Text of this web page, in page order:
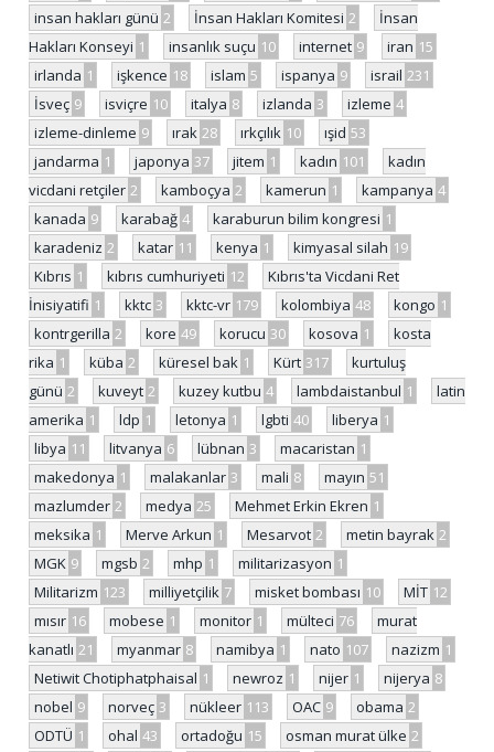
insan hakları günü 2 İnsan Hakları Komitesi 2
İnsan
Hakları Konseyi 1 insanlık suçu 10 internet 9 iran 15
irlanda 1 işkence 18 islam 5 ispanya 9 israil 231
İsveç 9 isviçre 10 italya 8 izlanda 3 izleme 4
izleme-dinleme 9 ırak 28 ırkçılık 10 ışid 53
jandarma 1 japonya 37 jitem 1 kadın 101
kadın
vicdani retçiler 2 kamboçya 2 kamerun 1 kampanya 4
kanada 9 karabağ 4 karaburun bilim kongresi 1
karadeniz 2 katar 11 kenya 1 kimyasal silah 19
Kıbrıs 1 kıbrıs cumhuriyeti 12
Kıbrıs'ta Vicdani Ret
İnisiyatifi 1 kktc 3 kktc-vr 179 kolombiya 48 kongo 1
kontrgerilla 2 kore 49 korucu 30 kosova 1
kosta
rika 1 küba 2 küresel bak 1 Kürt 317
kurtuluş
günü 2 kuveyt 2 kuzey kutbu 4 lambdaistanbul 1
latin
amerika 1 ldp 1 letonya 1 lgbti 40 liberya 1
libya 11 litvanya 6 lübnan 3 macaristan 1
makedonya 1 malakanlar 3 mali 8 mayın 51
mazlumder 2 medya 25 Mehmet Erkin Ekren 1
meksika 1 Merve Arkun 1 Mesarvot 2 metin bayrak 2
MGK 9 mgsb 2 mhp 1 militarizasyon 1
Militarizm 123 milliyetçilik 7 misket bombası 10 MİT 12
mısır 16 mobese 1 monitor 1 mülteci 76
murat
kanatlı 21 myanmar 8 namibya 1 nato 107 nazizm 1
Netiwit Chotiphatphaisal 1 newroz 1 nijer 1 nijerya 8
nobel 9 norveç 3 nükleer 113 OAC 9 obama 2
ODTÜ 1 ohal 43 ortadoğu 15 osman murat ülke 2